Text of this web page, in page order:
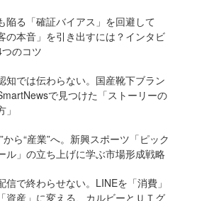
陥る「確証バイアス」を回避して
の本音」を引き出すには？インタビ
つのコツ
知では伝わらない。国産靴下ブラン
で見つけた「ストーリーの
から“産業”へ。新興スポーツ「ピック
ル」の立ち上げに学ぶ市場形成戦略
信で終わらせない。LINEを「消費」
資産」に変える、カルビーとＵＴグ